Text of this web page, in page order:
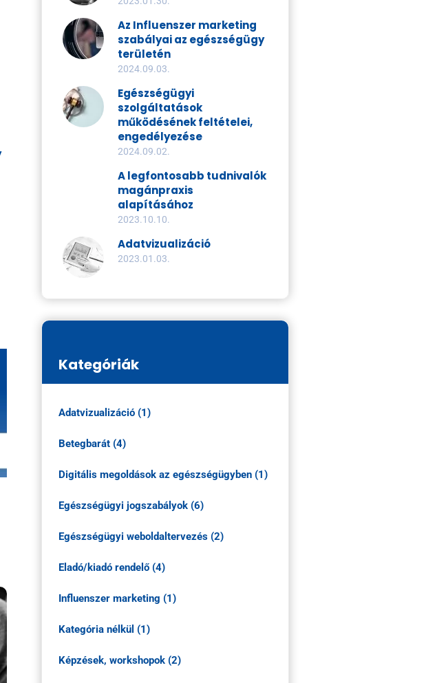
Az Influenszer marketing
szabályai az egészségügy
területén
2024.09.03.
Egészségügyi
szolgáltatások
működésének feltételei,
engedélyezése
2024.09.02.
A legfontosabb tudnivalók
magánpraxis
alapításához
2023.10.10.
Adatvizualizáció
2023.01.03.
Kategóriák
Adatvizualizáció (1)
Betegbarát (4)
Digitális megoldások az egészségügyben (1)
Egészségügyi jogszabályok (6)
Egészségügyi weboldaltervezés (2)
Eladó/kiadó rendelő (4)
Influenszer marketing (1)
Kategória nélkül (1)
Képzések, workshopok (2)